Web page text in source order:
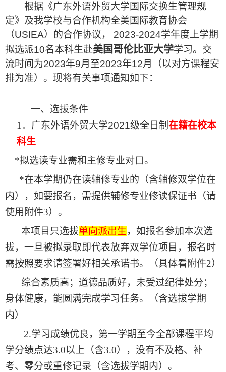
根据《广东外语外贸大学国际交换生管理规
定》及我学校与合作机构全美国际教育协会
（USIEA）的合作协议， 2023-2024学年度上学期
拟选派10名本科生赴美国哥伦比亚大学学习。交
流时间为2023年9月至2023年12月（以对方课程安
排为准）。现将有关事项通知如下：
一、选拔条件
1 ． 广东外语外贸大学2021级全日制在籍在校本
科生
*拟选读专业需和主修专业对口。
*在本学期仍在读辅修专业的 （含辅修双学位在
内）， 如要报名 ， 需提供辅修专业修读保证书 （请
使用附件3）。
本项目只选拔单向派出生， 如报名参加本次选
拔， 一旦被拟录取即代表放弃双学位项目 ， 报名时
需按照要求请签署好相关承诺书。（具体看附件2）
综合素质高； 道德品质好， 未受过纪律处分；
身体健康， 能圆满完成学习任务。 （含选拔学期
内）
2.学习成绩优良 ， 第一学期至今全部课程平均
学分绩点达3.0以上 （含3.0）， 没有不及格、 补
考、 零分或重修记录 （含选拔学期内）。